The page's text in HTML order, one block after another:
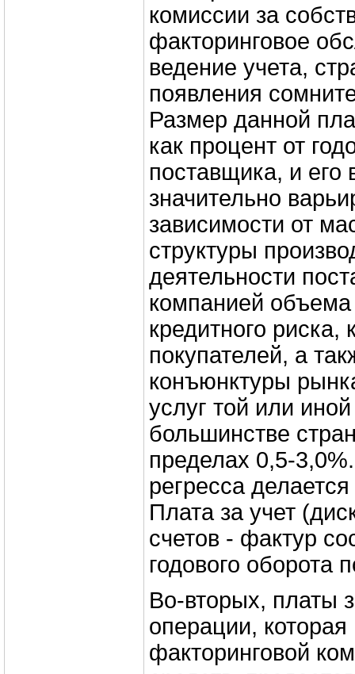
комиссии за
факторинговое
ведение учета,
появления
Размер данной
как процент от
поставщика, и его
значительно
зависимости от
структуры
деятельности
компанией объема
кредитного риска,
покупателей, а
конъюнктуры
услуг той или
большинстве
пределах 0,5-
регресса
Плата за учет
счетов - фактур
годового оборота
Во-вторых, платы
операции, которая
факторинговой